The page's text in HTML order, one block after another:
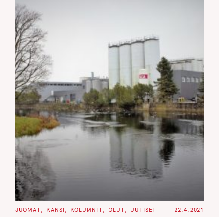
C
JUOMAT KANSI KOLUMNIT OLUT UUTISET 22.4.2021